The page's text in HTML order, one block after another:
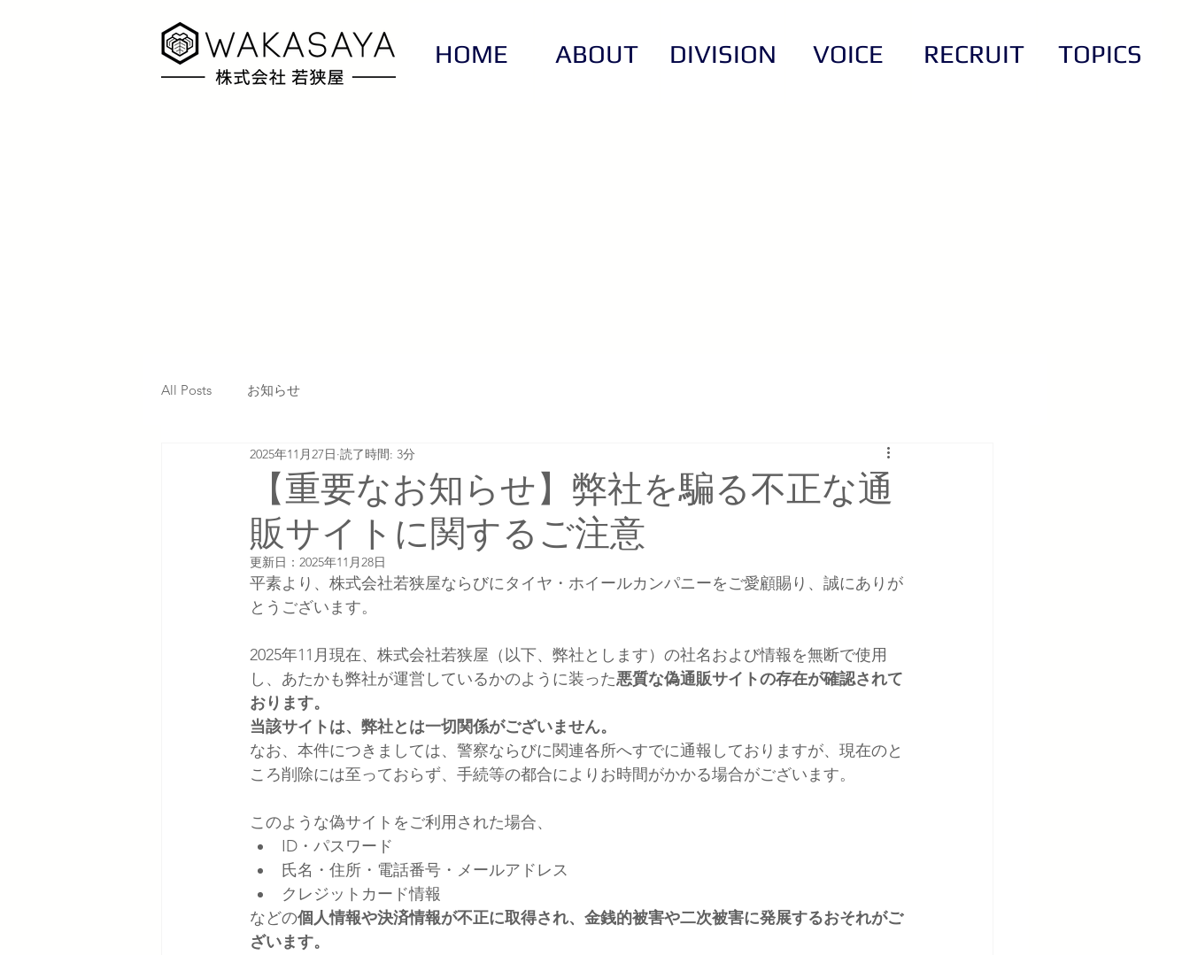
HOME ABOUT DIVISION VOICE RECRUIT TOPICS
All Posts お知らせ
【重要なお知らせ】弊社を騙る不正な通
販サイトに関するご注意
2025年11月27日 読了時間: 3分
更新日： 2025年11月28日
平素より、株式会社若狭屋ならびにタイヤ・ホイールカンパニーをご愛顧賜り、誠にありが
とうございます。
2025年11月現在、株式会社若狭屋（以下、弊社とします）の社名および情報を無断で使用
し、あたかも弊社が運営しているかのように装った悪質な偽通販サイトの存在が確認されて
おります。
当該サイトは、弊社とは一切関係がございません。
なお、本件につきましては、警察ならびに関連各所へすでに通報しておりますが、現在のと
ころ削除には至っておらず、手続等の都合によりお時間がかかる場合がございます。
このような偽サイトをご利用された場合、
ID・パスワード
氏名・住所・電話番号・メールアドレス
クレジットカード情報
などの個人情報や決済情報が不正に取得され、金銭的被害や二次被害に発展するおそれがご
ざいます。